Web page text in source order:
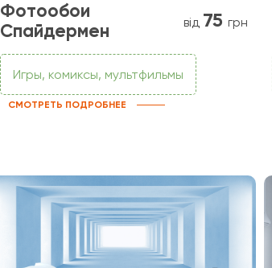
Фотообои
Спайдермен
від 75 грн
Игры, комиксы, мультфильмы
СМОТРЕТЬ ПОДРОБНЕЕ